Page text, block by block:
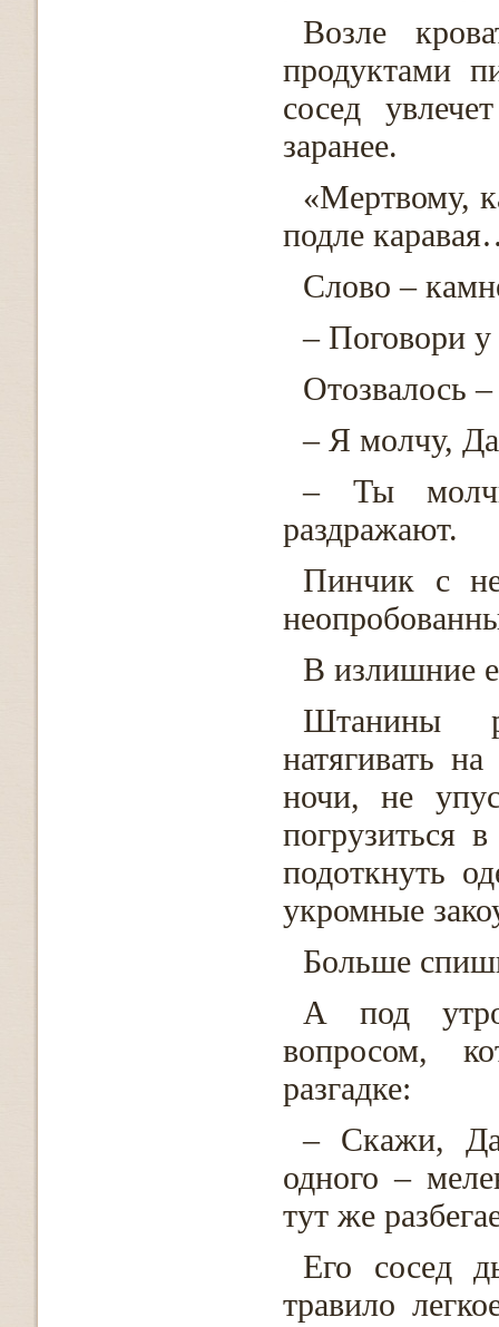
Возле
продуктами
сосед
заранее.
«Мертвому,
подле
Слово –
– Поговори
Отозвалось
– Я молчу,
– Ты
раздражают.
Пинчик с
В излишние
Штанины
натягивать
ночи, не
погрузиться
подоткнуть
укромные
Больше
А под утро
вопросом,
разгадке:
– Скажи,
одного –
тут же
Его сосед
травило